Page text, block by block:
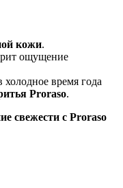
кожи.
ощущение
холодное время года
Proraso.
свежести с Proraso